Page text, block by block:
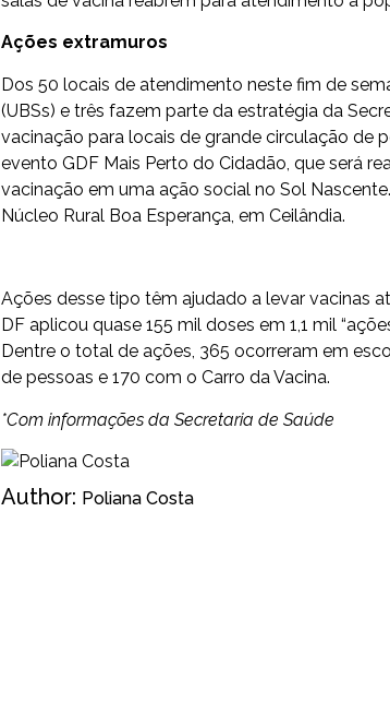
Ações extramuros
Dos 50 locais de atendimento neste fim de
(UBSs) e três fazem parte da estratégia da
vacinação para locais de grande circulação de
evento GDF Mais Perto do Cidadão, que será
vacinação em uma ação social no Sol
Núcleo Rural Boa Esperança, em Ceilândia.
Ações desse tipo têm ajudado a levar vacinas
DF aplicou quase 155 mil doses em 1,1 mil
Dentre o total de ações, 365 ocorreram em
de pessoas e 170 com o Carro da Vacina.
*Com informações da Secretaria de Saúde
Author: Poliana Costa